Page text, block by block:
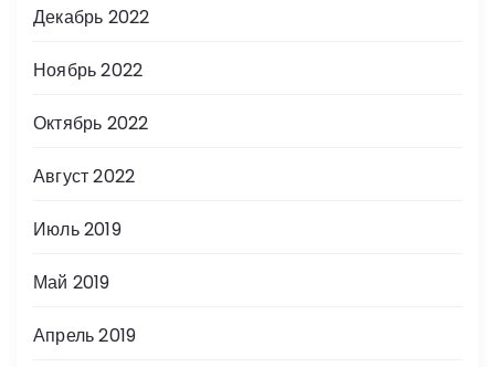
Декабрь 2022
Ноябрь 2022
Октябрь 2022
Август 2022
Июль 2019
Май 2019
Апрель 2019